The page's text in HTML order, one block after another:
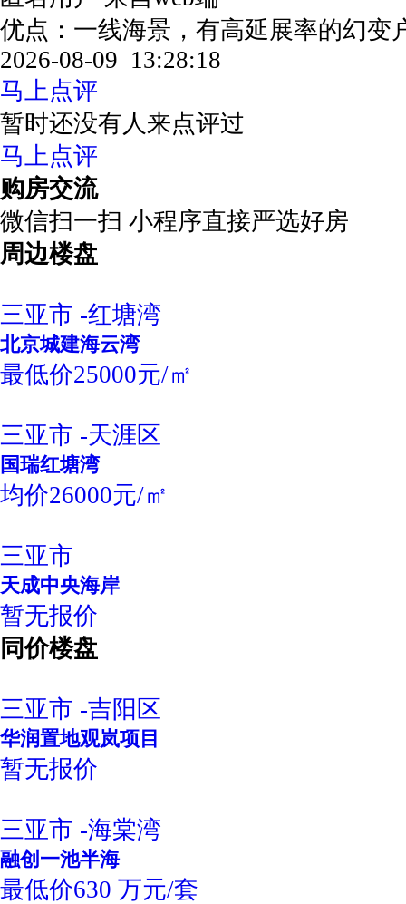
优点：一线海景，有高延展率的幻
2026-08-09 13:28:18
马上点评
暂时还没有人来点评过
马上点评
购房交流
微信扫一扫 小程序直接严选好房
周边楼盘
三亚市 -红塘湾
北京城建海云湾
最低价25000元/㎡
三亚市 -天涯区
国瑞红塘湾
均价26000元/㎡
三亚市
天成中央海岸
暂无报价
同价楼盘
三亚市 -吉阳区
华润置地观岚项目
暂无报价
三亚市 -海棠湾
融创一池半海
最低价630 万元/套